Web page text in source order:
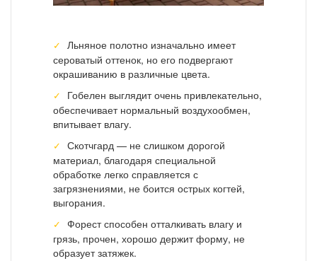
Льняное полотно изначально имеет
сероватый оттенок, но его подвергают
окрашиванию в различные цвета.
Гобелен выглядит очень привлекательно,
обеспечивает нормальный воздухообмен,
впитывает влагу.
Скотчгард — не слишком дорогой
материал, благодаря специальной
обработке легко справляется с
загрязнениями, не боится острых когтей,
выгорания.
Форест способен отталкивать влагу и
грязь, прочен, хорошо держит форму, не
образует затяжек.